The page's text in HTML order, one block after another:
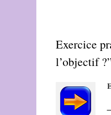
Exercice
l’objectif